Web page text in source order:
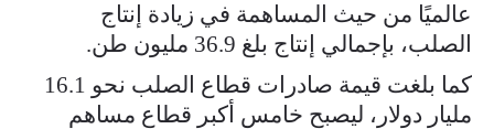
عالميًا من حيث المساهمة في زيادة إنتاج
الصلب، بإجمالي إنتاج بلغ 36.9 مليون طن.
كما بلغت قيمة صادرات قطاع الصلب نحو 16.1
مليار دولار، ليصبح خامس أكبر قطاع مساهم